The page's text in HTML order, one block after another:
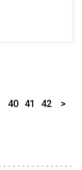
40 41 42 >